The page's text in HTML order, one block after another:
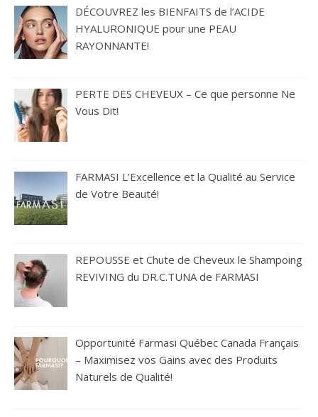
DÉCOUVREZ les BIENFAITS de l’ACIDE
HYALURONIQUE pour une PEAU
RAYONNANTE!
PERTE DES CHEVEUX – Ce que personne Ne
Vous Dit!
FARMASI L’Excellence et la Qualité au Service
de Votre Beauté!
REPOUSSE et Chute de Cheveux le Shampoing
REVIVING du DR.C.TUNA de FARMASI
Opportunité Farmasi Québec Canada Français
– Maximisez vos Gains avec des Produits
Naturels de Qualité!